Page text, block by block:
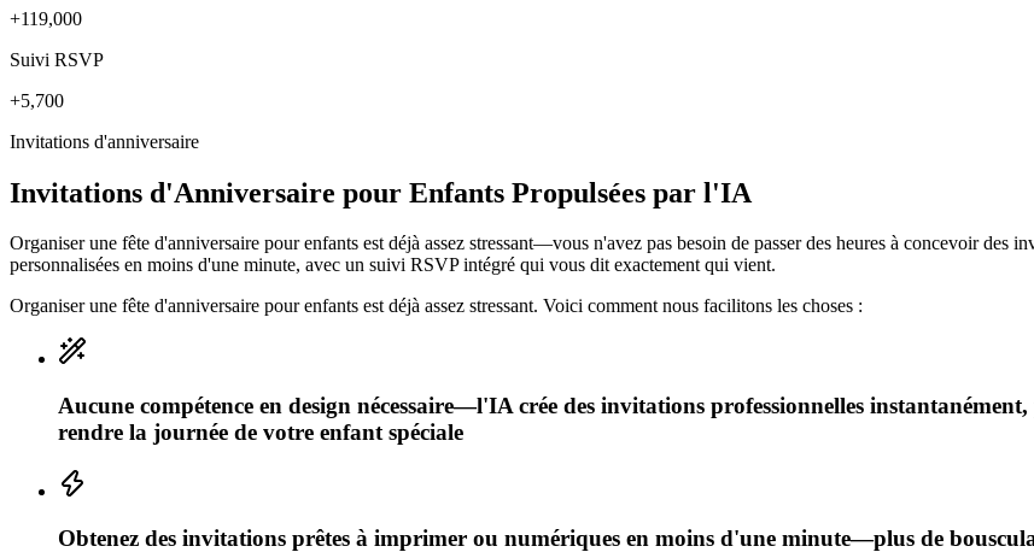
+119,000
Suivi RSVP
+5,700
Invitations d'anniversaire
Invitations d'Anniversaire pour Enfants Propulsées par l'IA
Organiser une fête d'anniversaire pour enfants est déjà assez stressant—vous n'avez pas besoin de passer des heures à concevoir
personnalisées en moins d'une minute, avec un suivi RSVP intégré qui vous dit exactement qui vient.
Organiser une fête d'anniversaire pour enfants est déjà assez stressant. Voici comment nous facilitons les choses :
Aucune compétence en design nécessaire—l'IA crée des invitations professionnelles
rendre la journée de votre enfant spéciale
Obtenez des invitations prêtes à imprimer ou numériques en moins d'une minute—plus de